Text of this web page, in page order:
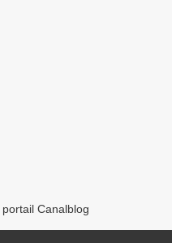
Canalblog